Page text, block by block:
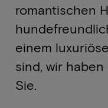
romantischen
einem
sind, wir
Sie.